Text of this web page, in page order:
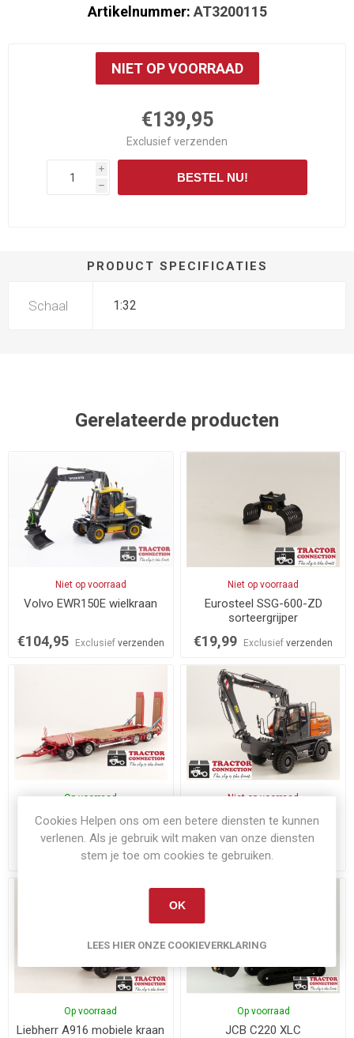
Artikelnummer: AT3200115
NIET OP VOORRAAD
€139,95
Exclusiefverzenden
i
h
BESTEL NU!
PRODUCT SPECIFICATIES
Schaal 1:32
Gerelateerde producten
Niet op voorraad
Volvo EWR150E wielkraan
€104,95 Exclusief verzenden
Niet op voorraad
Eurosteel SSG-600-ZD
sorteergrijper
€19,99 Exclusiefverzenden
Op voorraad
Nooteboom ASDV 40-22
dieplader
Exclusiefverzenden
Niet op voorraad
Atlas 160W wielkraan
€99,95 Exclusief
Op voorraad
Liebherr A916 mobiele kraan
Op voorraad
JCB C220 XLC
Cookies Helpen ons om een betere diensten te kunnen
verlenen. Als je gebruik wilt maken van onze diensten
stem je toe om cookies te gebruiken.
OK
LEES HIER ONZE COOKIEVERKLARING